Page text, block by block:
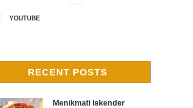
YOUTUBE
RECENT POSTS
Menikmati Iskender